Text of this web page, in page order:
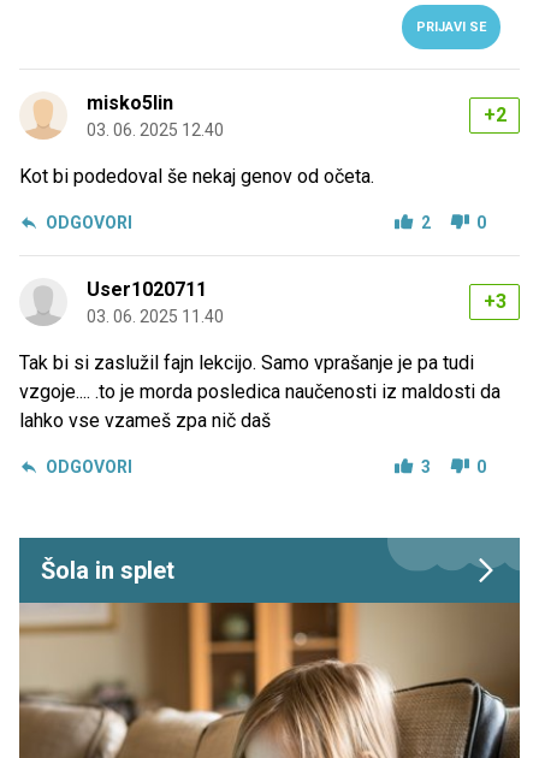
PRIJAVI SE
misko5lin
03. 06. 2025 12.40
+2
Kot bi podedoval še nekaj genov od očeta.
ODGOVORI 2 0
User1020711
03. 06. 2025 11.40
+3
Tak bi si zaslužil fajn lekcijo. Samo vprašanje je pa tudi
vzgoje.... .to je morda posledica naučenosti iz maldosti da
lahko vse vzameš zpa nič daš
ODGOVORI 3 0
Šola in splet